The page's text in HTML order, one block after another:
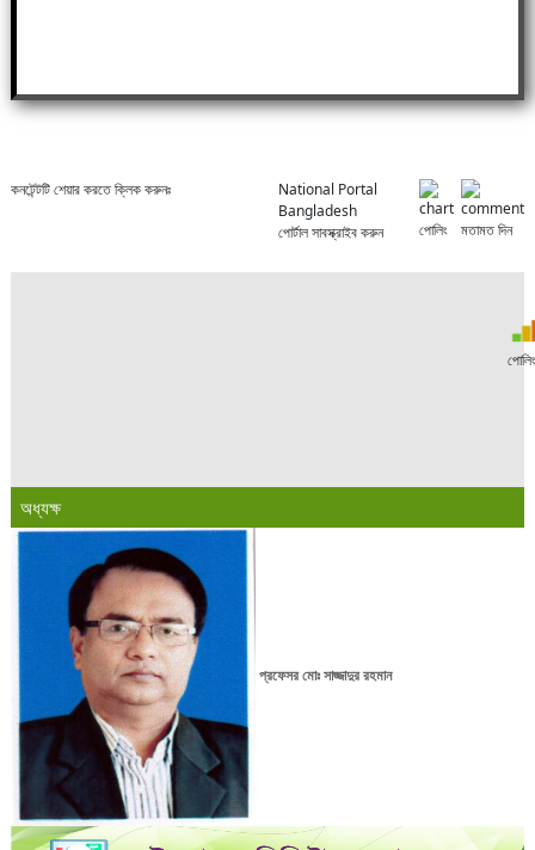
কনটেন্টটি শেয়ার করতে ক্লিক করুনঃ
National Portal
Bangladesh
পোর্টাল সাবস্ক্রাইব করুন
পোলিং মতামত দিন
অধ্যক্ষ
প্রফেসর মোঃ সাজ্জাদুর রহমান
পোলিং